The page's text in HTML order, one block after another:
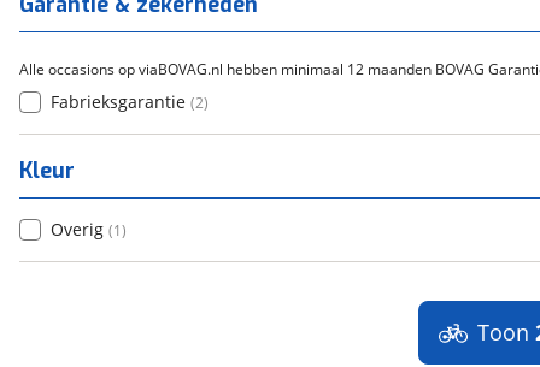
Alle occasions op viaBOVAG.nl hebben minimaal 12 maanden BOVAG
Fabrieksgarantie (2)
Kleur
Overig (1)
Toon